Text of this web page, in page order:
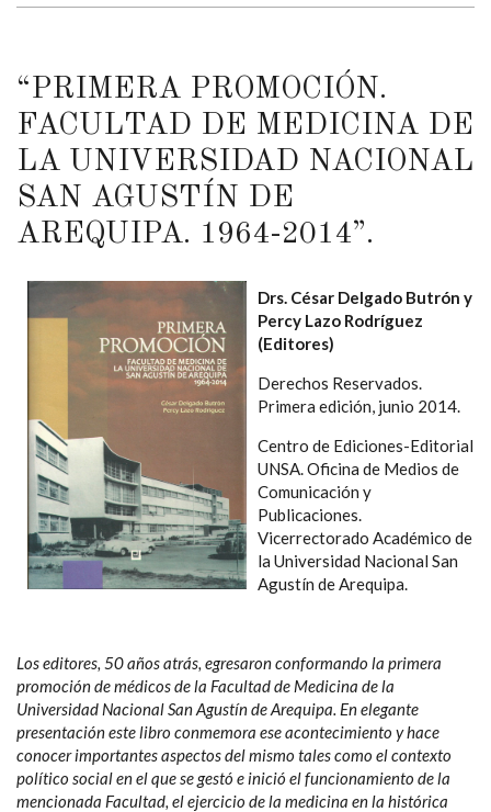
“PRIMERA PROMOCIÓN.
FACULTAD DE MEDICINA DE
LA UNIVERSIDAD NACIONAL
SAN AGUSTÍN DE
AREQUIPA. 1964-2014”.
Drs. César Delgado Butrón y
Percy Lazo Rodríguez
(Editores)
Derechos Reservados.
Primera edición, junio 2014.
Centro de Ediciones-Editorial
UNSA. Oficina de Medios de
Comunicación y
Publicaciones.
Vicerrectorado Académico de
la Universidad Nacional San
Agustín de Arequipa.
Los editores, 50 años atrás, egresaron conformando la primera
promoción de médicos de la Facultad de Medicina de la
Universidad Nacional San Agustín de Arequipa. En elegante
presentación este libro conmemora ese acontecimiento y hace
conocer importantes aspectos del mismo tales como el contexto
político social en el que se gestó e inició el funcionamiento de la
mencionada Facultad, el ejercicio de la medicina en la histórica